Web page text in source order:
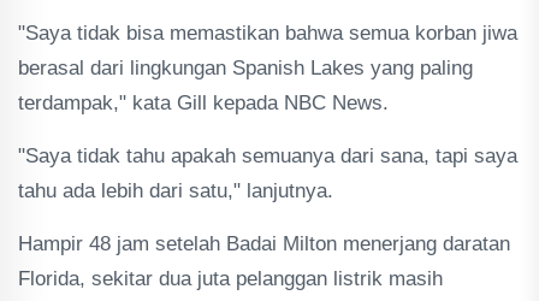
"Saya tidak bisa memastikan bahwa semua korban jiwa
berasal dari lingkungan Spanish Lakes yang paling
terdampak," kata Gill kepada NBC News.
"Saya tidak tahu apakah semuanya dari sana, tapi saya
tahu ada lebih dari satu," lanjutnya.
Hampir 48 jam setelah Badai Milton menerjang daratan
Florida, sekitar dua juta pelanggan listrik masih